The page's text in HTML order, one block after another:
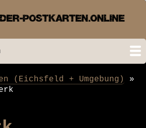
zum
Inhalt
(Eichsfeld + Umgebung)